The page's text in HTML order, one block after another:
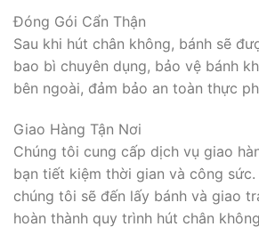
Đóng Gói Cẩn Thận
Sau khi hút chân không, bánh sẽ
bao bì chuyên dụng, bảo vệ bánh
bên ngoài, đảm bảo an toàn thực
Giao Hàng Tận Nơi
Chúng tôi cung cấp dịch vụ giao
bạn tiết kiệm thời gian và công
chúng tôi sẽ đến lấy bánh và giao
hoàn thành quy trình hút chân